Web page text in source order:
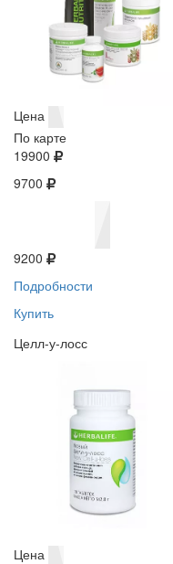
Цена
По карте
19900
9700
9200
Подробности
Купить
Целл-у-лосс
Цена